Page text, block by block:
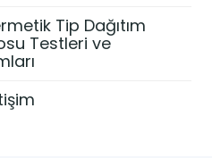
Tip Dağıtım
Testleri ve